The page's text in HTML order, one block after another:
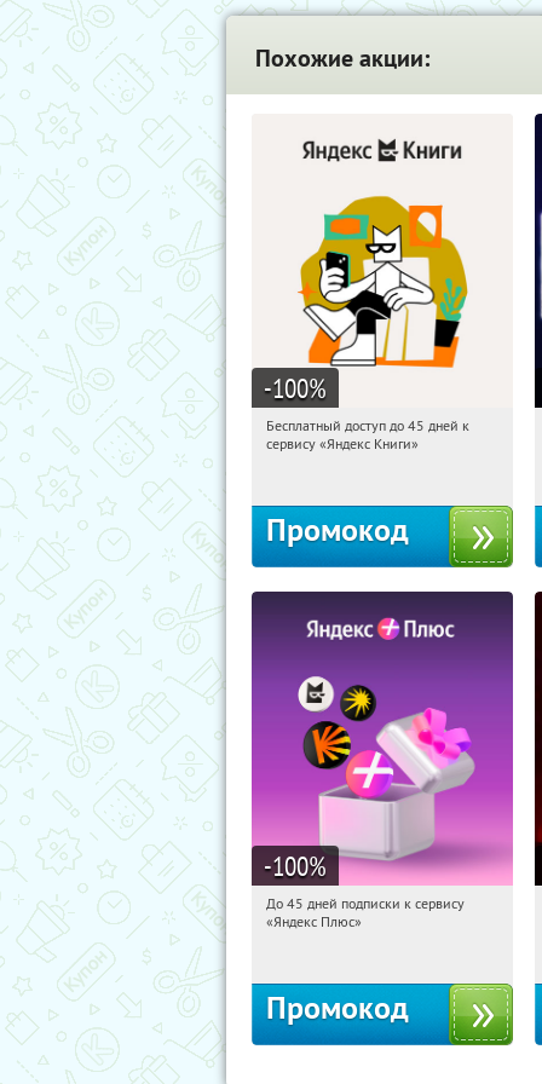
Похожие акции:
-100%
10:51:56
Получи первым!
Бесплатный доступ до 45 дней к
сервису «Яндекс Книги»
Промокод
-100%
10:51:56 Получили:
До 45 дней подписки к сервису
«Яндекс Плюс»
Промокод